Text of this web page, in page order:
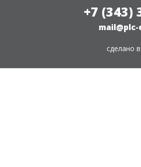
+7 (343)
сделано в